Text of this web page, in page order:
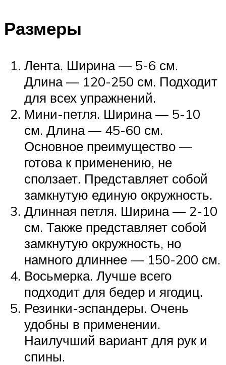
Размеры
Лента. Ширина — 5-6 см.
Длина — 120-250 см. Подходит
для всех упражнений.
Мини-петля. Ширина — 5-10
см. Длина — 45-60 см.
Основное преимущество —
готова к применению, не
сползает. Представляет собой
замкнутую единую окружность.
Длинная петля. Ширина — 2-10
см. Также представляет собой
замкнутую окружность, но
намного длиннее — 150-200 см.
Восьмерка. Лучше всего
подходит для бедер и ягодиц.
Резинки-эспандеры. Очень
удобны в применении.
Наилучший вариант для рук и
спины.